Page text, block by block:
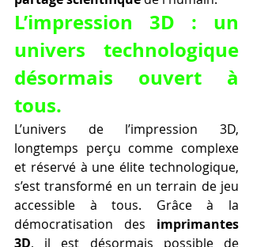
L’impression 3D : un
univers technologique
désormais ouvert à
tous.
L’univers de l’impression 3D,
longtemps perçu comme complexe
et réservé à une élite technologique,
s’est transformé en un terrain de jeu
accessible à tous. Grâce à la
démocratisation des imprimantes
3D, il est désormais possible de